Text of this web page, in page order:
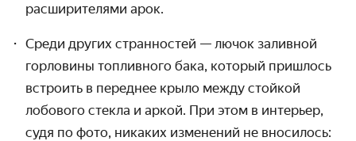
расширителями арок.
Среди других странностей — лючок заливной
горловины топливного бака, который пришлось
встроить в переднее крыло между стойкой
лобового стекла и аркой. При этом в интерьер,
судя по фото, никаких изменений не вносилось: